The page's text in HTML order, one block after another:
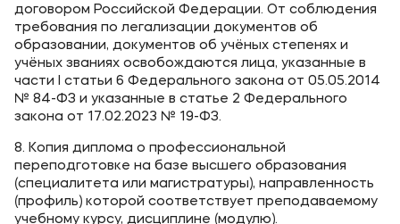
договором Российской Федерации. От соблюдения
требования по легализации документов об
образовании, документов об учёных степенях и
учёных званиях освобождаются лица, указанные в
части I статьи 6 Федерального закона от 05.05.2014
№ 84-ФЗ и указанные в статье 2 Федерального
закона от 17.02.2023 № 19-ФЗ.
8. Копия диплома о профессиональной
переподготовке на базе высшего образования
(специалитета или магистратуры), направленность
(профиль) которой соответствует преподаваемому
учебному курсу, дисциплине (модулю).